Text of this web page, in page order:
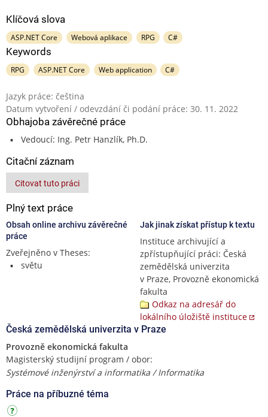
Klíčová slova
ASP.NET Core Webová aplikace RPG C#
Keywords
RPG ASP.NET Core Web application C#
Jazyk práce: čeština
Datum vytvoření / odevzdání či podání práce: 30. 11. 2022
Obhajoba závěrečné práce
Vedoucí: Ing. Petr Hanzlík, Ph.D.
Citační záznam
Citovat tuto práci
Plný text práce
Obsah online archivu závěrečné
práce
Zveřejněno v Theses:
světu
Jak jinak získat přístup k textu
Instituce archivující a
zpřístupňující práci: Česká
zemědělská univerzita
v Praze, Provozně ekonomická
fakulta
Odkaz na adresář do
lokálního úložiště instituce
Česká zemědělská univerzita v Praze
Provozně ekonomická fakulta
Magisterský studijní program / obor:
Systémové inženýrství a informatika / Informatika
Práce na příbuzné téma